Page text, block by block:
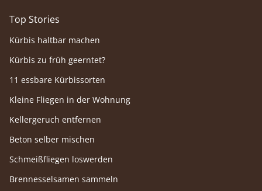
Top Stories
Kürbis haltbar machen
Kürbis zu früh geerntet?
11 essbare Kürbissorten
Kleine Fliegen in der Wohnung
Kellergeruch entfernen
Beton selber mischen
Schmeißfliegen loswerden
Brennesselsamen sammeln